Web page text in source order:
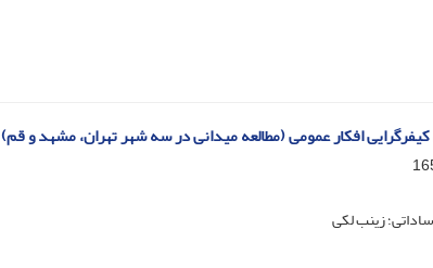
کیفرگرایی افکار عمومی (مطالعه میدانی در سه شهر تهران، مشهد و قم)
زینب لکی